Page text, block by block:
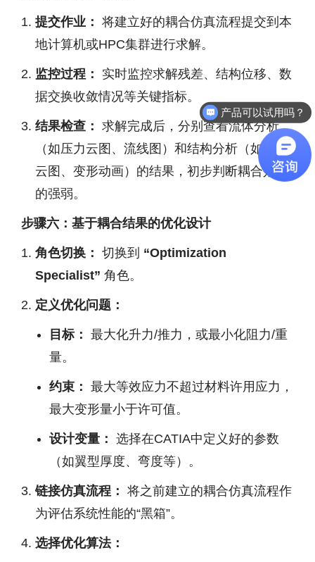
提交作业： 将建立好的耦合仿真流程提交到本
地计算机或HPC集群进行求解。
监控过程：
实时监控求解残差、结构位移、数
据交换收敛情况等关键指标。
结果检查： 求解完成后，分别查看流体分析
（如压力云图、流线图）和结构分析（如应力
云图、变形动画）的结果，初步判断耦合效应
的强弱。
步骤六：基于耦合结果的优化设计
角色切换： 切换到 “Optimization
Specialist” 角色。
定义优化问题：
目标： 最大化升力/推力，或最小化阻力/重
量。
约束： 最大等效应力不超过材料许用应力，
最大变形量小于许可值。
设计变量： 选择在CATIA中定义好的参数
（如翼型厚度、弯度等）。
链接仿真流程： 将之前建立的耦合仿真流程作
为评估系统性能的“黑箱”。
选择优化算法：
产品可以试用吗？
软件有折扣吗？